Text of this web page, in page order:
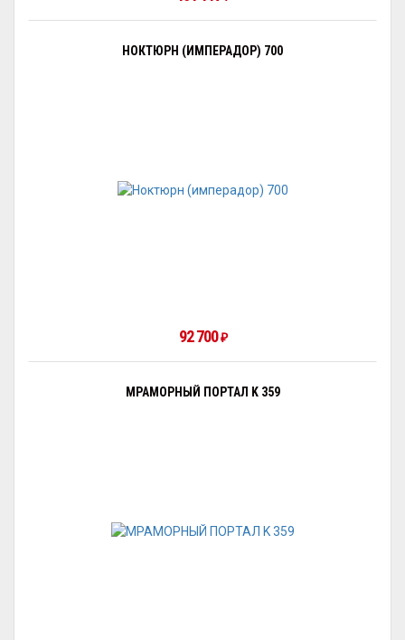
НОКТЮРН (ИМПЕРАДОР) 700
92 700₽
МРАМОРНЫЙ ПОРТАЛ K 359